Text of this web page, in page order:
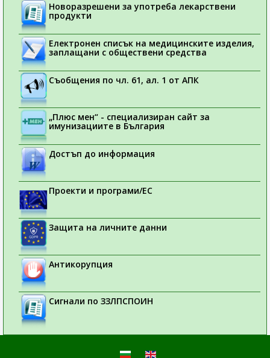
Новоразрешени за употреба лекарствени
продукти
Електронен списък на медицинските изделия,
заплащани с обществени средства
Съобщения по чл. 61, ал. 1 от АПК
„Плюс мен“ - специализиран сайт за
имунизациите в България
Достъп до информация
Проекти и програми/ЕС
Защита на личните данни
Антикорупция
Сигнали по ЗЗЛПСПОИН